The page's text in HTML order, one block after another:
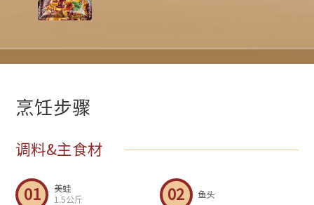
烹饪步骤
调料&主食材
01
美蛙
1.5公斤
02 鱼头